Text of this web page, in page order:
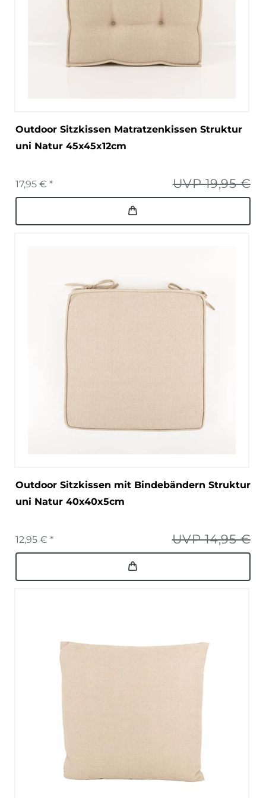
Outdoor Sitzkissen Matratzenkissen Struktur
uni Natur 45x45x12cm
UVP 19,95 €
17,95 € *
Outdoor Sitzkissen mit Bindebändern Struktur
uni Natur 40x40x5cm
UVP 14,95 €
12,95 € *